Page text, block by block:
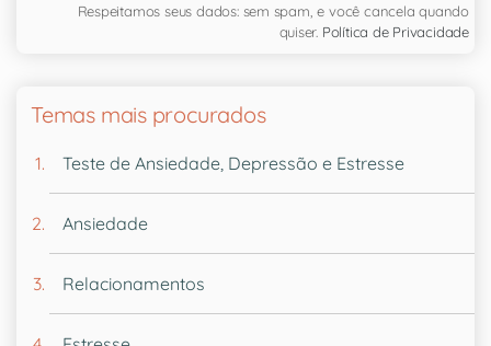
Respeitamos seus dados: sem spam, e você cancela quando
quiser. Política de Privacidade
Temas mais procurados
Teste de Ansiedade, Depressão e Estresse
Ansiedade
Relacionamentos